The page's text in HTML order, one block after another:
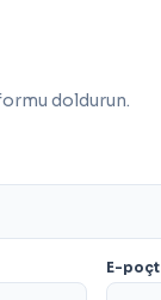
doldurun.
E-poçt